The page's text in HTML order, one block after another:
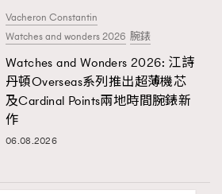
Vacheron Constantin
Watches and wonders 2026 腕錶
Watches and Wonders 2026: 江詩
丹頓Overseas系列推出超薄機芯
及Cardinal Points兩地時間腕錶新
作
06.08.2026